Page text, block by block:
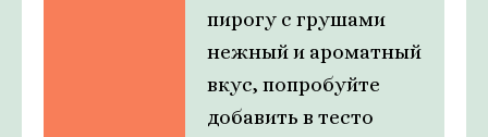
пирогу с грушами
нежный и ароматный
вкус, попробуйте
добавить в тесто